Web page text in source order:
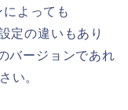
よっても
定の違いもあり
バージョンであれ
い。